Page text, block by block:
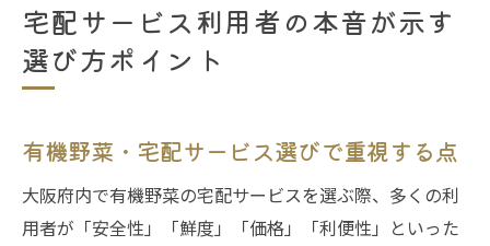
宅配サービス利用者の本音が示す
選び方ポイント
有機野菜・宅配サービス選びで重視する点
大阪府内で有機野菜の宅配サービスを選ぶ際、多くの利
用者が「安全性」「鮮度」「価格」「利便性」といった